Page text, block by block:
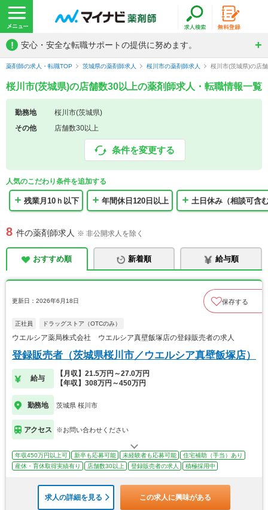
! 安心・安全な転職サポートの提供に努めます。
薬剤師の求人・転職TOP 茨城県の薬剤師求人 桜川市の薬剤師求人 桜川市(茨城県)の店
桜川市(茨城県)の店舗数30以上の薬剤師求人・転職情報一覧
勤務地
桜川市(茨城県)
その他
店舗数30以上
条件を変更する
人気のこだわり条件を追加する
残業月10ｈ以下 年間休日120日以上 土日休み（相談可含
8 件の薬剤師求人 ※ 非公開求人を除く
おすすめ順 新着順 給与順
更新日：2026年6月18日 保存する
正社員 ドラッグストア（OTCのみ）
ウエルシア薬局株式会社 ウエルシア真壁飯塚店の登録販売者の求人
登録販売者（茨城県桜川市／ウエルシア真壁飯塚店）
給与
【月収】21.5万円～27.0万円
【年収】308万円～450万円
勤務地 茨城県 桜川市
アクセス ※お問い合わせください
年収450万円以上可 新卒も応募可能 未経験者も応募可能
住宅補助（手当）あり
産休・育休取得実績有り
店舗数30以上 登録販売者の求人 積極採用中
求人の詳細を見る この求人に興味がある